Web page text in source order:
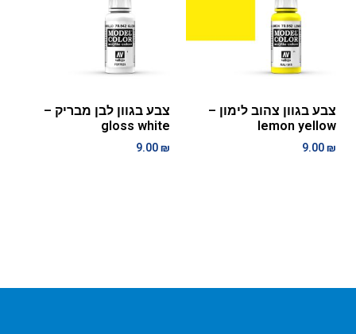
צבע בגוון צהוב לימון –
lemon yellow
9.00₪
צבע בגוון לבן מבריק –
gloss white
9.00₪